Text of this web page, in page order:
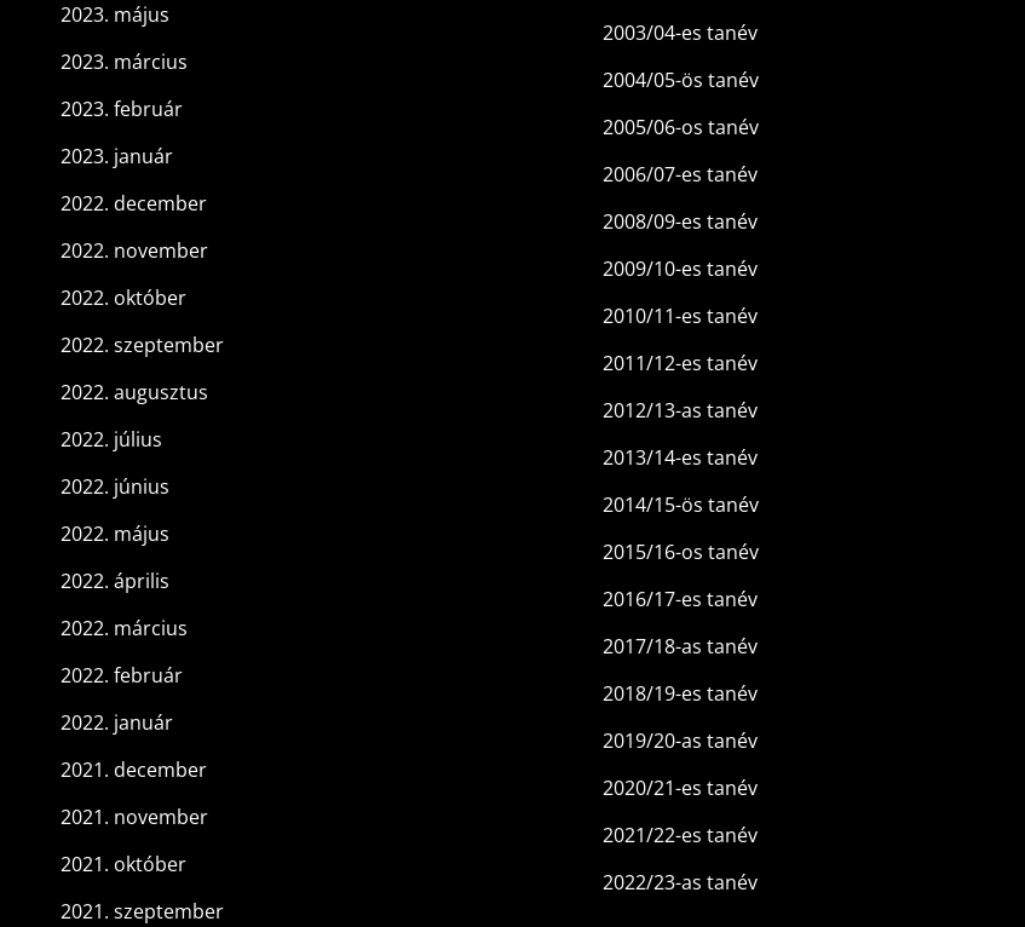
2023. május
2023. március
2023. február
2023. január
2022. december
2022. november
2022. október
2022. szeptember
2022. augusztus
2022. július
2022. június
2022. május
2022. április
2022. március
2022. február
2022. január
2021. december
2021. november
2021. október
2021. szeptember
2003/04-es tanév
2004/05-ös tanév
2005/06-os tanév
2006/07-es tanév
2008/09-es tanév
2009/10-es tanév
2010/11-es tanév
2011/12-es tanév
2012/13-as tanév
2013/14-es tanév
2014/15-ös tanév
2015/16-os tanév
2016/17-es tanév
2017/18-as tanév
2018/19-es tanév
2019/20-as tanév
2020/21-es tanév
2021/22-es tanév
2022/23-as tanév